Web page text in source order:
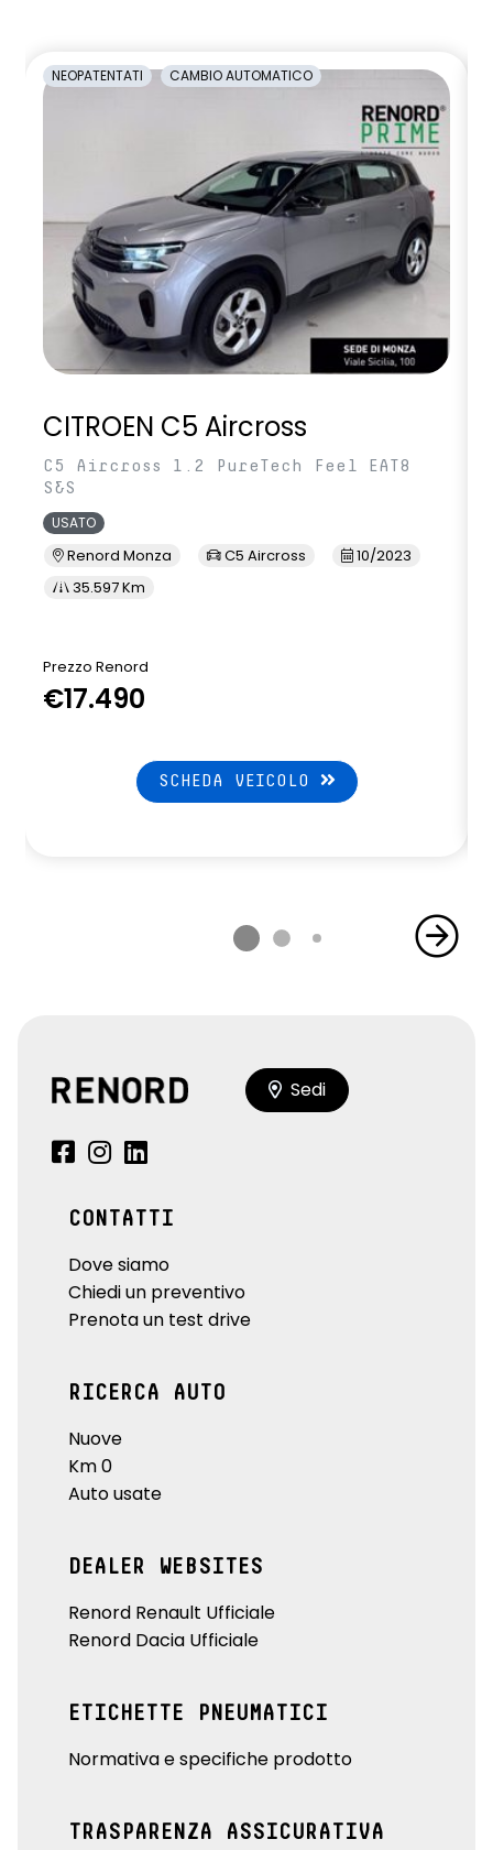
NEOPATENTATI CAMBIO AUTOMATICO
CITROEN C5 Aircross
C5 Aircross 1.2 PureTech Feel EAT8
S&S
USATO
Renord Monza C5 Aircross
10/2023
35.597 Km
Prezzo Renord
€17.490
SCHEDA VEICOLO
Sedi
CONTATTI
Dove siamo
Chiedi un preventivo
Prenota un test drive
RICERCA AUTO
Nuove
Km 0
Auto usate
DEALER WEBSITES
Renord Renault Ufficiale
Renord Dacia Ufficiale
ETICHETTE PNEUMATICI
Normativa e specifiche prodotto
TRASPARENZA ASSICURATIVA